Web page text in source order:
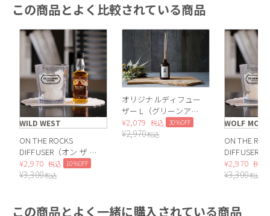
この商品とよく比較されている商品
WILD WEST
ON THE ROCKS
DIFFUSER（オン ザ ロ
ックス ディフューザ
ー）WILD WEST
¥2,970 税込 10%OFF
¥3,300税込
オリジナルディフュー
ザー L（グリーンアッ
プル）
¥2,079 税込 30%OFF
¥2,970税込
WOLF
ON THE
DIFFUSER
ックス ディ
ー）WOLF
¥2,970 税込
¥3,300税込
この商品とよく一緒に購入されている商品